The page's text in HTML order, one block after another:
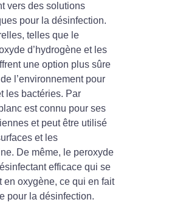
vers des solutions
pour la désinfection.
telles que le
d’hydrogène et les
une option plus sûre
l’environnement pour
les bactéries. Par
est connu pour ses
et peut être utilisé
et les
De même, le peroxyde
efficace qui se
en oxygène, ce qui en fait
pour la désinfection.